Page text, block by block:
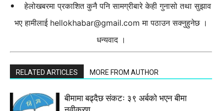
हेलोखबरमा प्रकाशित कुनै पनि सामग्रीबारे केही गुनासो तथा सुझाव
भए हामीलाई hellokhabar@gmail.com मा पठाउन सक्नुहुनेछ ।
धन्यवाद ।
RELATED ARTICLES MORE FROM AUTHOR
बीमामा बढ्दैछ संकटः ३९ अर्बको भएन बीमा